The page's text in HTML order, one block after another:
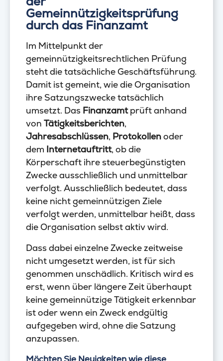
Gemeinnützigkeitsprüfung
durch das Finanzamt
Im Mittelpunkt der
gemeinnützigkeitsrechtlichen Prüfung
steht die tatsächliche Geschäftsführung.
Damit ist gemeint, wie die Organisation
ihre Satzungszwecke tatsächlich
umsetzt. Das Finanzamtprüft anhand
von Tätigkeitsberichten,
Jahresabschlüssen, Protokollenoder
dem Internetauftritt, ob die
Körperschaft ihre steuerbegünstigten
Zwecke ausschließlich und unmittelbar
verfolgt. Ausschließlich bedeutet, dass
keine nicht gemeinnützigen Ziele
verfolgt werden, unmittelbar heißt, dass
die Organisation selbst aktiv wird.
Dass dabei einzelne Zwecke zeitweise
nicht umgesetzt werden, ist für sich
genommen unschädlich. Kritisch wird es
erst, wenn über längere Zeit überhaupt
keine gemeinnützige Tätigkeit erkennbar
ist oder wenn ein Zweck endgültig
aufgegeben wird, ohne die Satzung
anzupassen.
Möchten Sie Neuigkeiten wie diese